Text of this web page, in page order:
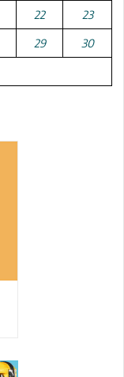
22 23
29 30